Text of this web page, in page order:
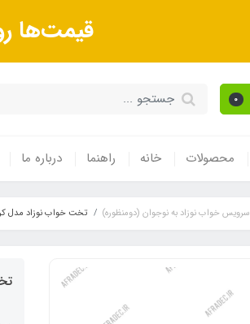
قیمت‌ها
0
محصولات خانه راهنما درباره ما
سرویس خواب نوزاد به نوجوان (دومنظوره) تخت خواب نوزاد مدل